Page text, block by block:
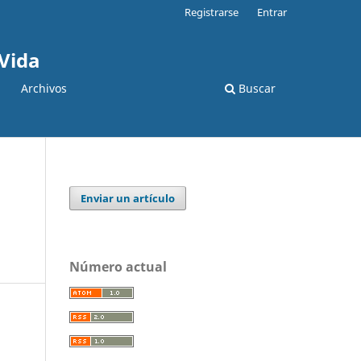
Archivos Buscar
Registrarse Entrar
Enviar un artículo
Número actual